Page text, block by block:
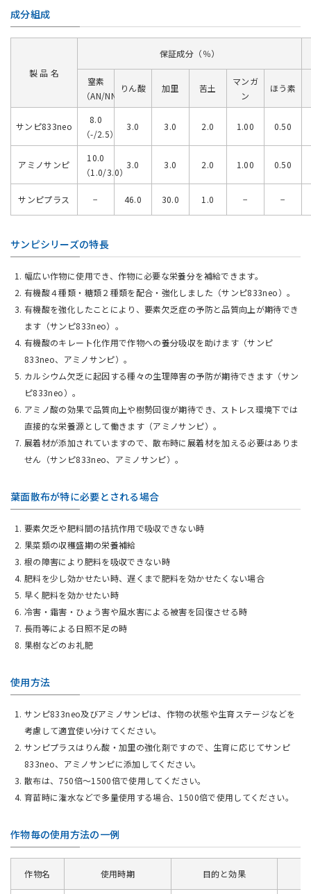
成分組成
製 品 名
保証成分（％）
窒素
（AN/NN）
りん酸 加里 苦土
マンガ
ン
ほう素
サンピ833neo
8.0
（-/2.5）
3.0 3.0 2.0 1.00 0.50
アミノサンピ
10.0
（1.0/3.0）
3.0 3.0 2.0 1.00 0.50
サンピプラス − 46.0 30.0 1.0 − −
サンピシリーズの特長
幅広い作物に使用でき、作物に必要な栄養分を補給できます。
有機酸４種類・糖類２種類を配合・強化しました（サンピ833neo）。
有機酸を強化したことにより、要素欠乏症の予防と品質向上が期待でき
ます（サンピ833neo）。
有機酸のキレート化作用で作物への養分吸収を助けます（サンピ
833neo、アミノサンピ）。
カルシウム欠乏に起因する種々の生理障害の予防が期待できます（サン
ピ833neo）。
アミノ酸の効果で品質向上や樹勢回復が期待でき、ストレス環境下では
直接的な栄養源として働きます（アミノサンピ）。
展着材が添加されていますので、散布時に展着材を加える必要はありま
せん（サンピ833neo、アミノサンピ）。
葉面散布が特に必要とされる場合
要素欠乏や肥料間の拮抗作用で吸収できない時
果菜類の収穫盛期の栄養補給
根の障害により肥料を吸収できない時
肥料を少し効かせたい時、遅くまで肥料を効かせたくない場合
早く肥料を効かせたい時
冷害・霜害・ひょう害や風水害による被害を回復させる時
長雨等による日照不足の時
果樹などのお礼肥
使用方法
サンピ833neo及びアミノサンピは、作物の状態や生育ステージなどを
考慮して適宜使い分けてください。
サンピプラスはりん酸・加里の強化剤ですので、生育に応じてサンピ
833neo、アミノサンピに添加してください。
散布は、750倍～1500倍で使用してください。
育苗時に潅水などで多量使用する場合、1500倍で使用してください。
作物毎の使用方法の一例
作物名 使用時期 目的と効果